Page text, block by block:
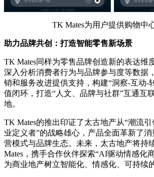
TK Mates为用户提供购物中
助力品牌共创：打造智能零售新场景
TK Mates同样为零售品牌创造新的表达维
深入分析消费者行为与品牌参与度等数据
销和服务改进提供支持，构建“洞察-互动-
值闭环，打造“人文、品牌与社群”互通互
地。
TK Mates的推出印证了太古地产从“潮流
业定义者”的战略雄心，产品全面革新了
营模式与品牌生态。未来，太古地产将持
Mates，携手合作伙伴探索“AI驱动情感化
为商业地产树立智能化、情感化、可持续